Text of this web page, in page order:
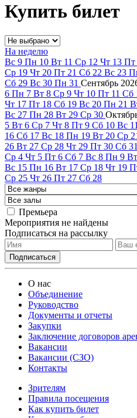
Купить билет
На неделю
Вс 9 Пн 10 Вт 11 Ср 12 Чт 13 Пт
Ср 19 Чт 20 Пт 21 Сб 22 Вс 23
Сб 29 Вс 30 Пн 31 Сентябрь
6 Пн 7 Вт 8 Ср 9 Чт 10 Пт 11 Сб
Чт 17 Пт 18 Сб 19 Вс 20 Пн 21
Вс 27 Пн 28 Вт 29 Ср 30
5 Вт 6 Ср 7 Чт 8 Пт 9 Сб 10 Вс 11
16 Сб 17 Вс 18 Пн 19 Вт 20 Ср
26 Вт 27 Ср 28 Чт 29 Пт 30 Сб 31
Ср 4 Чт 5 Пт 6 Сб 7 Вс 8 Пн 9 Вт
Вс 15 Пн 16 Вт 17 Ср 18 Чт 19
Ср 25 Чт 26 Пт 27 Сб 28
Премьера
Мероприятия не найдены
Подписаться на рассылку
О нас
Объединение
Руководство
Документы и отчеты
Закупки
Заключение договоров
Вакансии
Вакансии (СЗО)
Контакты
Зрителям
Правила посещения
Как купить билет